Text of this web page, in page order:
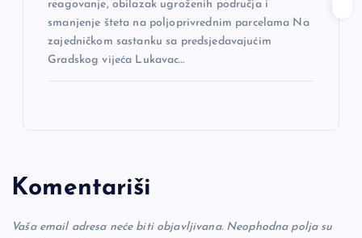
reagovanje, obilazak ugroženih područja i
smanjenje šteta na poljoprivrednim parcelama Na
zajedničkom sastanku sa predsjedavajućim
Gradskog vijeća Lukavac…
Komentariši
Vaša email adresa neće biti objavljivana. Neophodna polja su